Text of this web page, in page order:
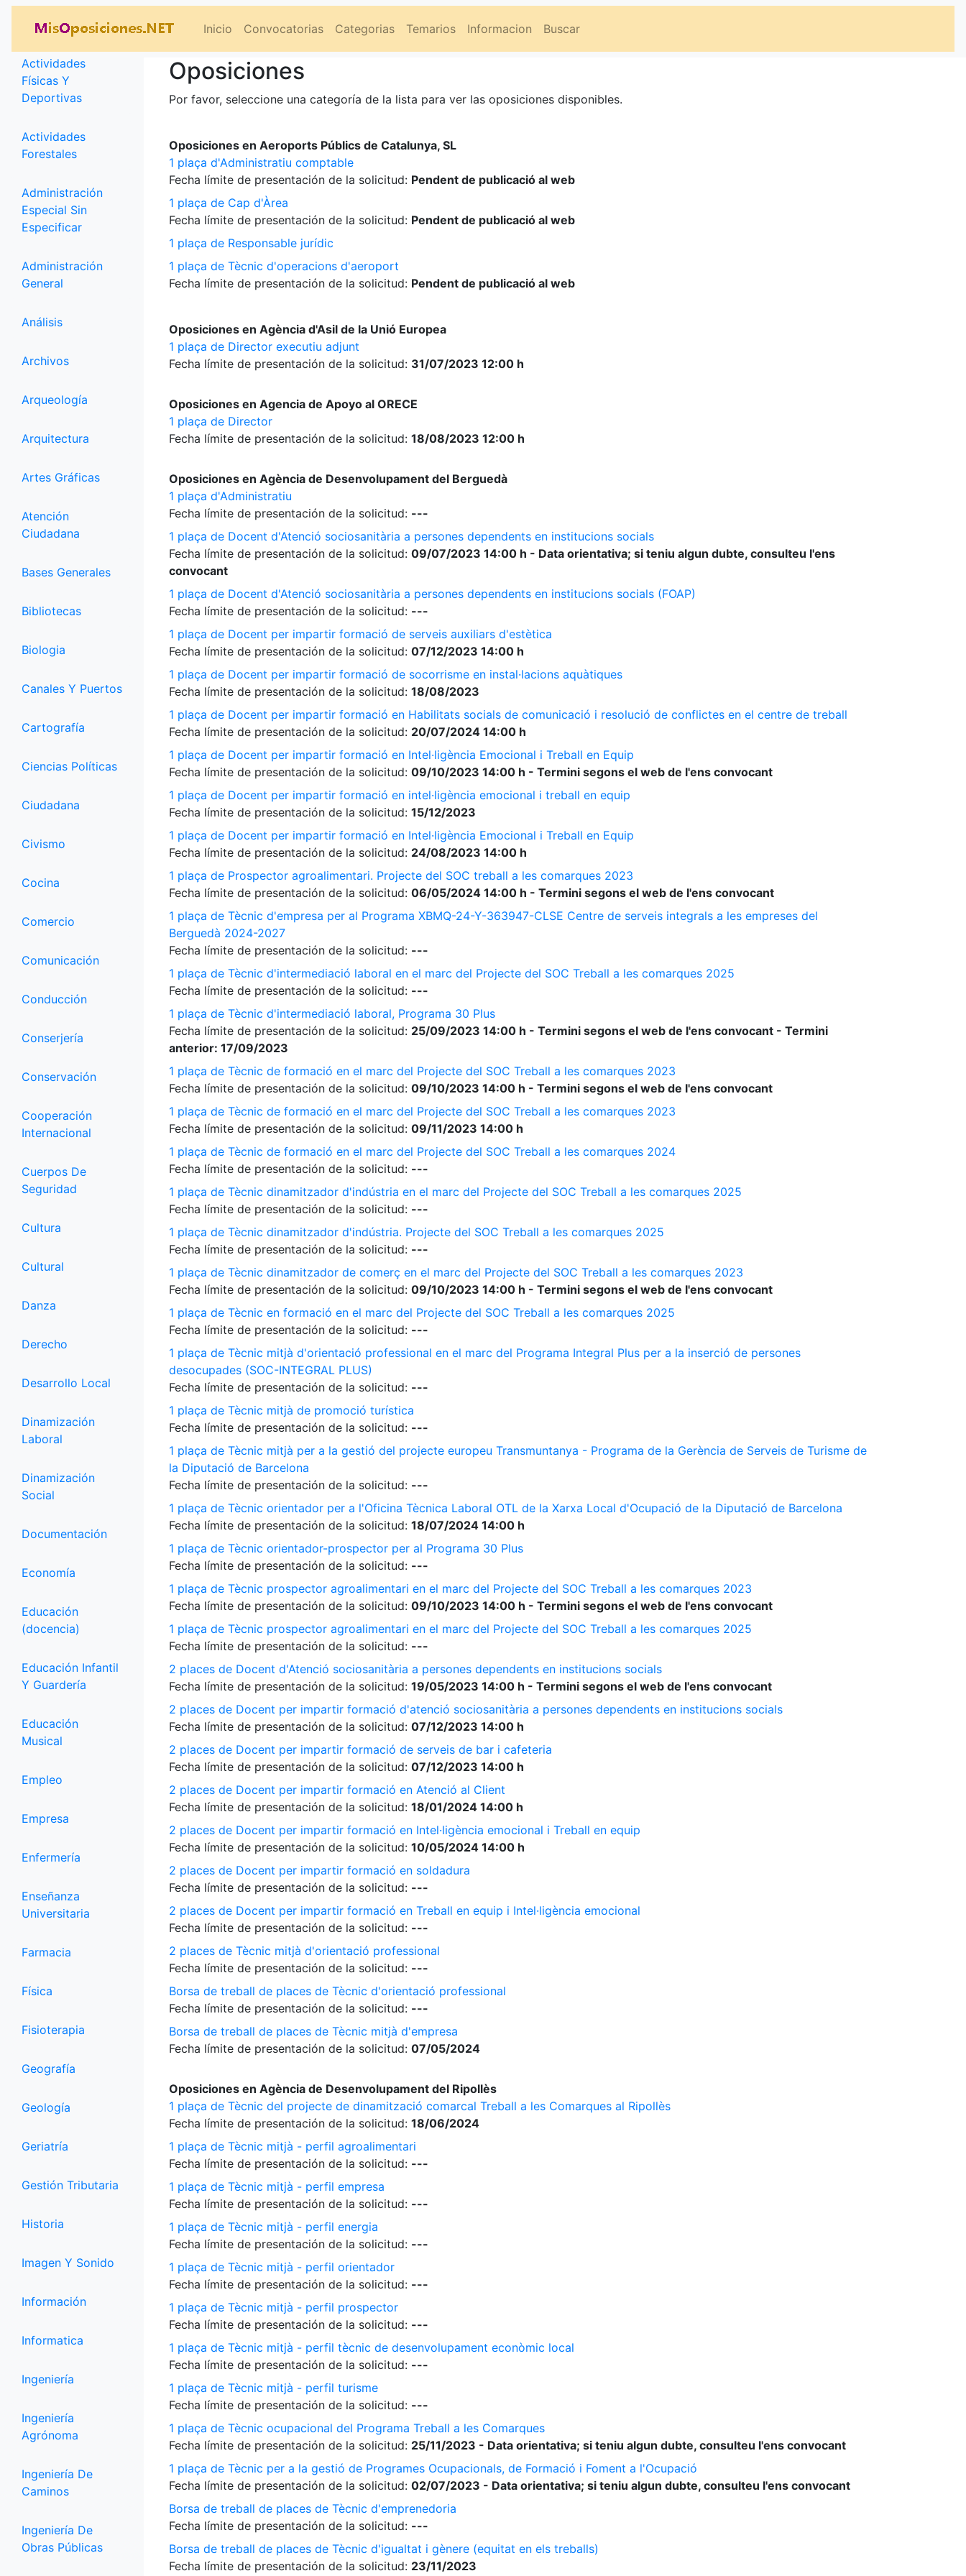
Inicio Convocatorias Categorias Temarios Informacion Buscar
Categorías
Actividades
Físicas Y
Deportivas
Actividades
Forestales
Administración
Especial Sin
Especificar
Administración
General
Análisis
Archivos
Arqueología
Arquitectura
Artes Gráficas
Atención
Ciudadana
Bases Generales
Bibliotecas
Biologia
Canales Y Puertos
Cartografía
Ciencias Políticas
Ciudadana
Civismo
Cocina
Comercio
Comunicación
Conducción
Conserjería
Conservación
Cooperación
Internacional
Cuerpos De
Seguridad
Cultura
Cultural
Danza
Derecho
Desarrollo Local
Dinamización
Laboral
Dinamización
Social
Documentación
Economía
Educación
(docencia)
Educación Infantil
Y Guardería
Educación
Musical
Empleo
Empresa
Enfermería
Enseñanza
Universitaria
Farmacia
Física
Fisioterapia
Geografía
Geología
Geriatría
Gestión Tributaria
Historia
Imagen Y Sonido
Información
Informatica
Ingeniería
Ingeniería
Agrónoma
Ingeniería De
Caminos
Ingeniería De
Obras Públicas
Oposiciones
Por favor, seleccione una categoría de la lista para ver las oposiciones disponibles.
Oposiciones en Aeroports Públics de Catalunya, SL
1 plaça d'Administratiu comptable
Fecha límite de presentación de la solicitud: Pendent de publicació al web
1 plaça de Cap d'Àrea
Fecha límite de presentación de la solicitud: Pendent de publicació al web
1 plaça de Responsable jurídic
1 plaça de Tècnic d'operacions d'aeroport
Fecha límite de presentación de la solicitud: Pendent de publicació al web
Oposiciones en Agència d'Asil de la Unió Europea
1 plaça de Director executiu adjunt
Fecha límite de presentación de la solicitud: 31/07/2023 12:00 h
Oposiciones en Agencia de Apoyo al ORECE
1 plaça de Director
Fecha límite de presentación de la solicitud: 18/08/2023 12:00 h
Oposiciones en Agència de Desenvolupament del Berguedà
1 plaça d'Administratiu
Fecha límite de presentación de la solicitud: ---
1 plaça de Docent d'Atenció sociosanitària a persones dependents en institucions socials
Fecha límite de presentación de la solicitud: 09/07/2023 14:00 h - Data orientativa; si teniu algun dubte, consulteu l'ens
convocant
1 plaça de Docent d'Atenció sociosanitària a persones dependents en institucions socials (FOAP)
Fecha límite de presentación de la solicitud: ---
1 plaça de Docent per impartir formació de serveis auxiliars d'estètica
Fecha límite de presentación de la solicitud: 07/12/2023 14:00 h
1 plaça de Docent per impartir formació de socorrisme en instal·lacions aquàtiques
Fecha límite de presentación de la solicitud: 18/08/2023
1 plaça de Docent per impartir formació en Habilitats socials de comunicació i resolució de conflictes en el centre de treball
Fecha límite de presentación de la solicitud: 20/07/2024 14:00 h
1 plaça de Docent per impartir formació en Intel·ligència Emocional i Treball en Equip
Fecha límite de presentación de la solicitud: 09/10/2023 14:00 h - Termini segons el web de l'ens convocant
1 plaça de Docent per impartir formació en intel·ligència emocional i treball en equip
Fecha límite de presentación de la solicitud: 15/12/2023
1 plaça de Docent per impartir formació en Intel·ligència Emocional i Treball en Equip
Fecha límite de presentación de la solicitud: 24/08/2023 14:00 h
1 plaça de Prospector agroalimentari. Projecte del SOC treball a les comarques 2023
Fecha límite de presentación de la solicitud: 06/05/2024 14:00 h - Termini segons el web de l'ens convocant
1 plaça de Tècnic d'empresa per al Programa XBMQ-24-Y-363947-CLSE Centre de serveis integrals a les empreses del
Berguedà 2024-2027
Fecha límite de presentación de la solicitud: ---
1 plaça de Tècnic d'intermediació laboral en el marc del Projecte del SOC Treball a les comarques 2025
Fecha límite de presentación de la solicitud: ---
1 plaça de Tècnic d'intermediació laboral, Programa 30 Plus
Fecha límite de presentación de la solicitud: 25/09/2023 14:00 h - Termini segons el web de l'ens convocant - Termini
anterior: 17/09/2023
1 plaça de Tècnic de formació en el marc del Projecte del SOC Treball a les comarques 2023
Fecha límite de presentación de la solicitud: 09/10/2023 14:00 h - Termini segons el web de l'ens convocant
1 plaça de Tècnic de formació en el marc del Projecte del SOC Treball a les comarques 2023
Fecha límite de presentación de la solicitud: 09/11/2023 14:00 h
1 plaça de Tècnic de formació en el marc del Projecte del SOC Treball a les comarques 2024
Fecha límite de presentación de la solicitud: ---
1 plaça de Tècnic dinamitzador d'indústria en el marc del Projecte del SOC Treball a les comarques 2025
Fecha límite de presentación de la solicitud: ---
1 plaça de Tècnic dinamitzador d'indústria. Projecte del SOC Treball a les comarques 2025
Fecha límite de presentación de la solicitud: ---
1 plaça de Tècnic dinamitzador de comerç en el marc del Projecte del SOC Treball a les comarques 2023
Fecha límite de presentación de la solicitud: 09/10/2023 14:00 h - Termini segons el web de l'ens convocant
1 plaça de Tècnic en formació en el marc del Projecte del SOC Treball a les comarques 2025
Fecha límite de presentación de la solicitud: ---
1 plaça de Tècnic mitjà d'orientació professional en el marc del Programa Integral Plus per a la inserció de persones
desocupades (SOC-INTEGRAL PLUS)
Fecha límite de presentación de la solicitud: ---
1 plaça de Tècnic mitjà de promoció turística
Fecha límite de presentación de la solicitud: ---
1 plaça de Tècnic mitjà per a la gestió del projecte europeu Transmuntanya - Programa de la Gerència de Serveis de Turisme de
la Diputació de Barcelona
Fecha límite de presentación de la solicitud: ---
1 plaça de Tècnic orientador per a l'Oficina Tècnica Laboral OTL de la Xarxa Local d'Ocupació de la Diputació de Barcelona
Fecha límite de presentación de la solicitud: 18/07/2024 14:00 h
1 plaça de Tècnic orientador-prospector per al Programa 30 Plus
Fecha límite de presentación de la solicitud: ---
1 plaça de Tècnic prospector agroalimentari en el marc del Projecte del SOC Treball a les comarques 2023
Fecha límite de presentación de la solicitud: 09/10/2023 14:00 h - Termini segons el web de l'ens convocant
1 plaça de Tècnic prospector agroalimentari en el marc del Projecte del SOC Treball a les comarques 2025
Fecha límite de presentación de la solicitud: ---
2 places de Docent d'Atenció sociosanitària a persones dependents en institucions socials
Fecha límite de presentación de la solicitud: 19/05/2023 14:00 h - Termini segons el web de l'ens convocant
2 places de Docent per impartir formació d'atenció sociosanitària a persones dependents en institucions socials
Fecha límite de presentación de la solicitud: 07/12/2023 14:00 h
2 places de Docent per impartir formació de serveis de bar i cafeteria
Fecha límite de presentación de la solicitud: 07/12/2023 14:00 h
2 places de Docent per impartir formació en Atenció al Client
Fecha límite de presentación de la solicitud: 18/01/2024 14:00 h
2 places de Docent per impartir formació en Intel·ligència emocional i Treball en equip
Fecha límite de presentación de la solicitud: 10/05/2024 14:00 h
2 places de Docent per impartir formació en soldadura
Fecha límite de presentación de la solicitud: ---
2 places de Docent per impartir formació en Treball en equip i Intel·ligència emocional
Fecha límite de presentación de la solicitud: ---
2 places de Tècnic mitjà d'orientació professional
Fecha límite de presentación de la solicitud: ---
Borsa de treball de places de Tècnic d'orientació professional
Fecha límite de presentación de la solicitud: ---
Borsa de treball de places de Tècnic mitjà d'empresa
Fecha límite de presentación de la solicitud: 07/05/2024
Oposiciones en Agència de Desenvolupament del Ripollès
1 plaça de Tècnic del projecte de dinamització comarcal Treball a les Comarques al Ripollès
Fecha límite de presentación de la solicitud: 18/06/2024
1 plaça de Tècnic mitjà - perfil agroalimentari
Fecha límite de presentación de la solicitud: ---
1 plaça de Tècnic mitjà - perfil empresa
Fecha límite de presentación de la solicitud: ---
1 plaça de Tècnic mitjà - perfil energia
Fecha límite de presentación de la solicitud: ---
1 plaça de Tècnic mitjà - perfil orientador
Fecha límite de presentación de la solicitud: ---
1 plaça de Tècnic mitjà - perfil prospector
Fecha límite de presentación de la solicitud: ---
1 plaça de Tècnic mitjà - perfil tècnic de desenvolupament econòmic local
Fecha límite de presentación de la solicitud: ---
1 plaça de Tècnic mitjà - perfil turisme
Fecha límite de presentación de la solicitud: ---
1 plaça de Tècnic ocupacional del Programa Treball a les Comarques
Fecha límite de presentación de la solicitud: 25/11/2023 - Data orientativa; si teniu algun dubte, consulteu l'ens convocant
1 plaça de Tècnic per a la gestió de Programes Ocupacionals, de Formació i Foment a l'Ocupació
Fecha límite de presentación de la solicitud: 02/07/2023 - Data orientativa; si teniu algun dubte, consulteu l'ens convocant
Borsa de treball de places de Tècnic d'emprenedoria
Fecha límite de presentación de la solicitud: ---
Borsa de treball de places de Tècnic d'igualtat i gènere (equitat en els treballs)
Fecha límite de presentación de la solicitud: 23/11/2023